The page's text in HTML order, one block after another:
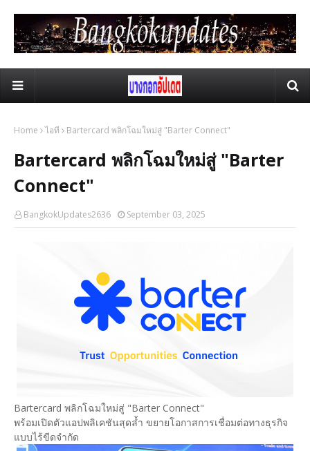
Home ไอที Bartercard พลิกโฉมใหม่สู่ "Barter Connect"
Bartercard พลิกโฉมใหม่สู่ "Barter
Connect"
BangkokUpdates2636 September 03, 2025
Bartercard พลิกโฉมใหม่สู่ "Barter Connect"
พร้อมเปิดตัวแอปพลิเคชันสุดล้ำ ขยายโอกาสการเชื่อมต่อทางธุรกิจ
แบบไร้ขีดจำกัด